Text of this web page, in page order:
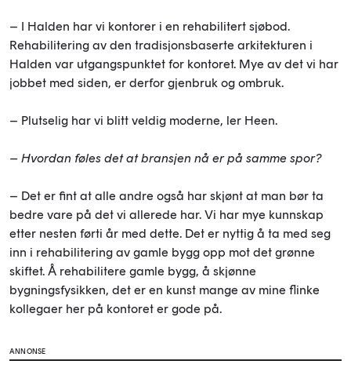
– I Halden har vi kontorer i en rehabilitert sjøbod.
Rehabilitering av den tradisjonsbaserte arkitekturen i
Halden var utgangspunktet for kontoret. Mye av det vi har
jobbet med siden, er derfor gjenbruk og ombruk.
– Plutselig har vi blitt veldig moderne, ler Heen.
– Hvordan føles det at bransjen nå er på samme spor?
– Det er fint at alle andre også har skjønt at man bør ta
bedre vare på det vi allerede har. Vi har mye kunnskap
etter nesten førti år med dette. Det er nyttig å ta med seg
inn i rehabilitering av gamle bygg opp mot det grønne
skiftet. Å rehabilitere gamle bygg, å skjønne
bygningsfysikken, det er en kunst mange av mine flinke
kollegaer her på kontoret er gode på.
ANNONSE